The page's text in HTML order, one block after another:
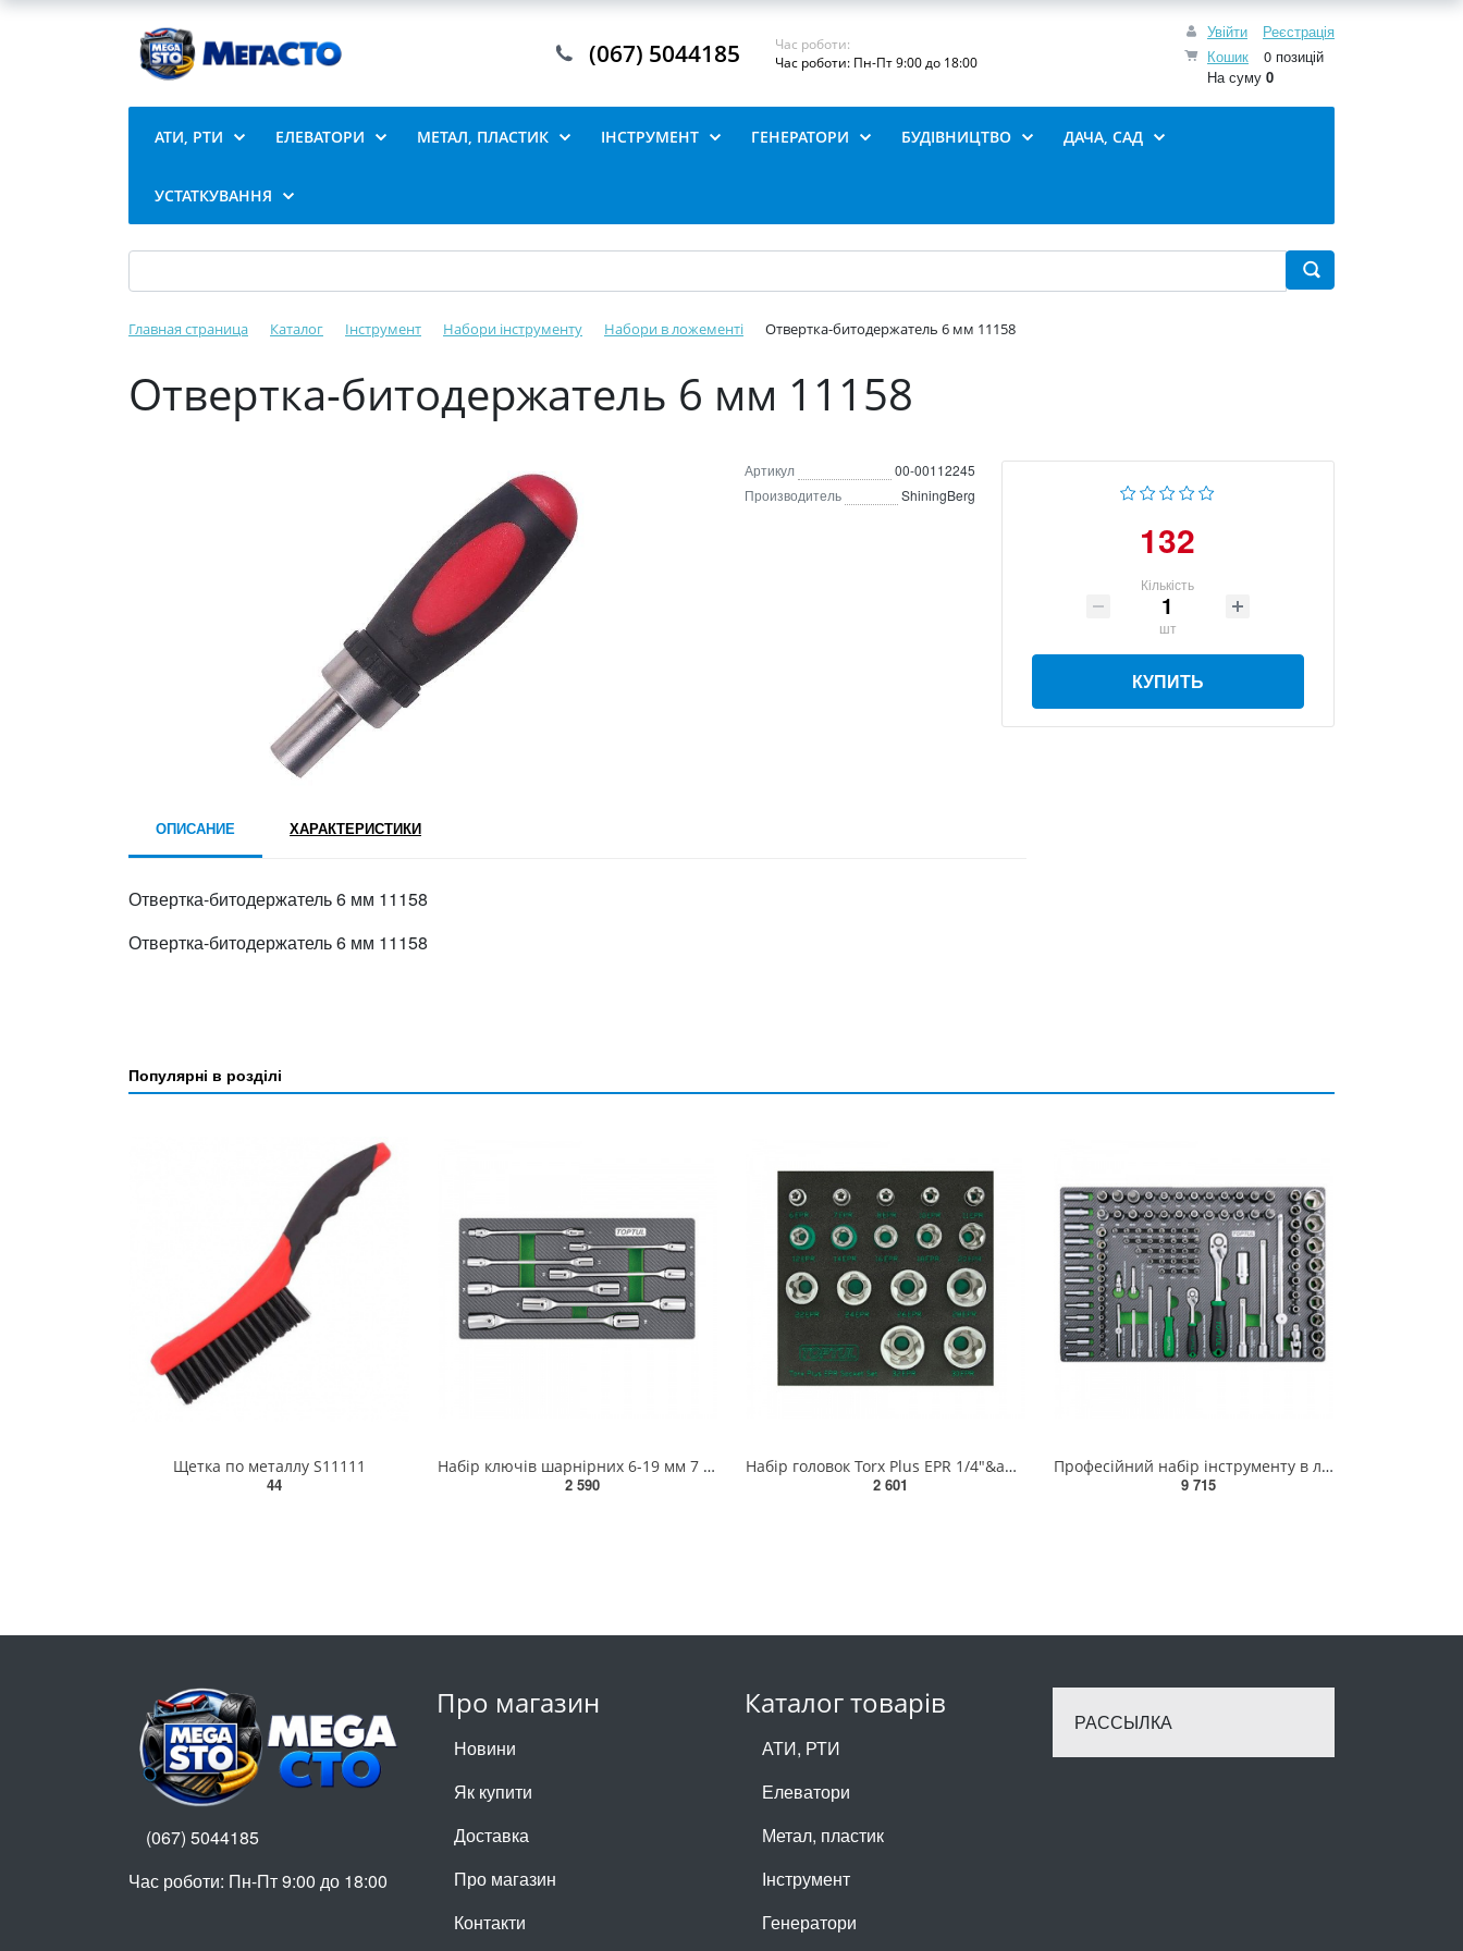
Увійти
Реєстрація
Кошик
0 позицій
На суму 0
(067) 5044185
Час роботи:
Час роботи: Пн-Пт 9:00 до 18:00
АТИ, РТИ ЕЛЕВАТОРИ МЕТАЛ, ПЛАСТИК ІНСТРУМЕНТ ГЕНЕРАТОРИ БУДІВНИЦТВО ДАЧА, САД
УСТАТКУВАННЯ
Главная страница Каталог Інструмент Набори інструменту Набори в ложементі Отвертка-битодержатель 6 мм 11158
Отвертка-битодержатель 6 мм 11158
Артикул
00-00112245
Производитель
ShiningBerg
132
Кількість
шт
КУПИТЬ
ОПИСАНИЕ ХАРАКТЕРИСТИКИ
Отвертка-битодержатель 6 мм 11158
Отвертка-битодержатель 6 мм 11158
Популярні в розділі
Щетка по металлу S11111
44
Набір ключів шарнірних 6-19 мм 7 од. (в ложементі, тип А) TOPTUL GEA0703
2 590
Набір головок Torx Plus EPR 1/4"&amp;3/8"&amp;1/2" 6EPR-32EPR 16ед. TOPTUL GABF1601
2 601
Професійний набір інструменту в ложементі 1/4", 1/2" 111ед. TOPTUL GEDB117
9 715
Про магазин
Новини
Як купити
Доставка
Про магазин
Контакти
Каталог товарів
АТИ, РТИ
Елеватори
Метал, пластик
Інструмент
Генератори
РАССЫЛКА
(067) 5044185
Час роботи: Пн-Пт 9:00 до 18:00